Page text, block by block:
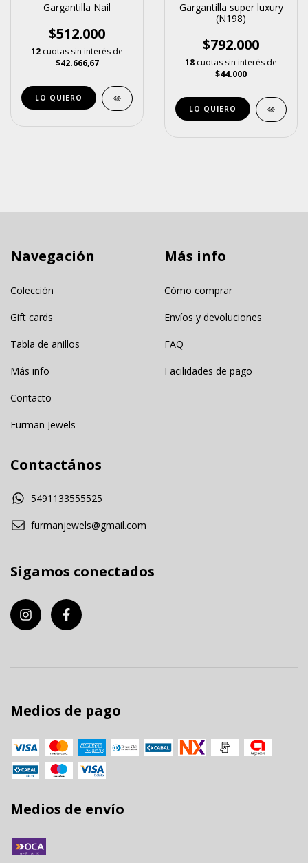
Gargantilla Nail
$512.000
12 cuotas sin interés de
$42.666,67
Gargantilla super luxury
(N198)
$792.000
18 cuotas sin interés de
$44.000
Navegación
Colección
Gift cards
Tabla de anillos
Más info
Contacto
Furman Jewels
Más info
Cómo comprar
Envíos y devoluciones
FAQ
Facilidades de pago
Contactános
5491133555525
furmanjewels@gmail.com
Sigamos conectados
Medios de pago
Medios de envío